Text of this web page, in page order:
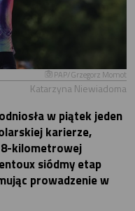
PAP/Grzegorz Momot
Katarzyna Niewiadoma
w piątek jeden
karierze,
kilometrowej
siódmy etap
prowadzenie w